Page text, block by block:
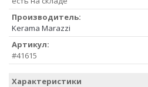
Производитель:
Kerama Marazzi
Артикул:
#41615
Характеристики